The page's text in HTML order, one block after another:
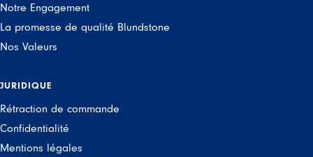
Notre Engagement
La promesse de qualité Blundstone
Nos Valeurs
JURIDIQUE
Rétraction de commande
Confidentialité
Mentions légales